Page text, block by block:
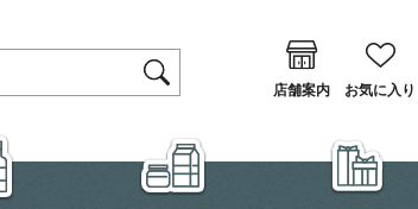
店舗案内
お気に入り